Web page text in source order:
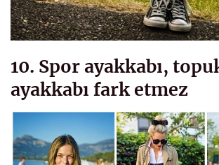
10. Spor ayakkabı,
ayakkabı fark etmez